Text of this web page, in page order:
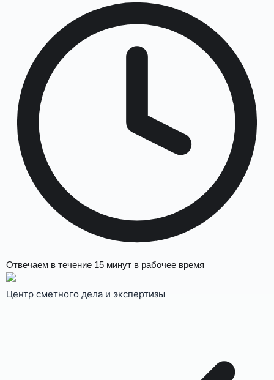
Отвечаем в течение 15 минут в рабочее время
Центр сметного дела и экспертизы